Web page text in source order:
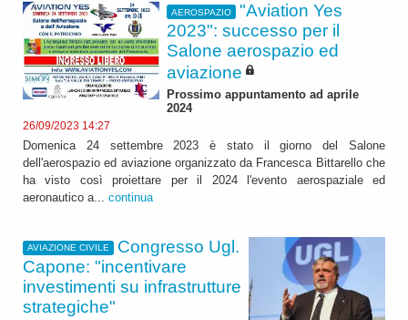
AEROSPAZIO
"Aviation Yes
2023": successo per il
Salone aerospazio ed
aviazione
Prossimo appuntamento ad aprile
2024
26/09/2023 14:27
Domenica 24 settembre 2023 è stato il giorno del Salone
dell'aerospazio ed aviazione organizzato da Francesca Bittarello che
ha visto così proiettare per il 2024 l'evento aerospaziale ed
aeronautico a... continua
AVIAZIONE CIVILE
Congresso Ugl.
Capone: "incentivare
investimenti su infrastrutture
strategiche"